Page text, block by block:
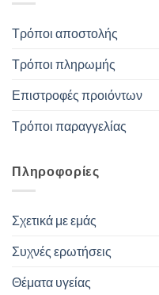
Τρόποι αποστολής
Τρόποι πληρωμής
Επιστροφές προιόντων
Τρόποι παραγγελίας
Πληροφορίες
Σχετικά με εμάς
Συχνές ερωτήσεις
Θέματα υγείας